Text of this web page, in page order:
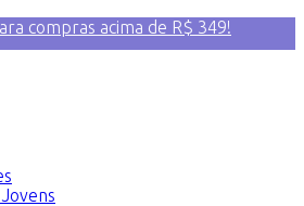
compras acima de R$ 349!
10% OFF com o Cupom: